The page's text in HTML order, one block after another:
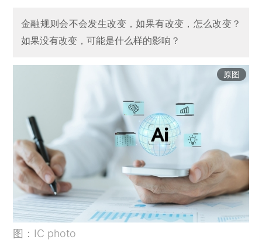
亚大学商学院General Mills经济与金融国际访问教授、澳大
利亚国立大学中国经济项目主任、花旗集团董事总经理/亚太
区首席经济学家、Serica投资基金董事、财新传媒首席经济
士。
金融规则会不会发生改变，如果有改变，怎么改变？
如果没有改变，可能是什么样的影响？
原图
图：IC photo